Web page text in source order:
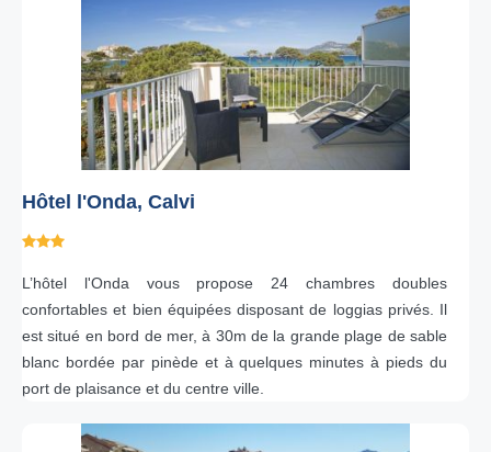
Hôtel l'Onda, Calvi
L’hôtel l'Onda vous propose 24 chambres doubles
confortables et bien équipées disposant de loggias privés. Il
est situé en bord de mer, à 30m de la grande plage de sable
blanc bordée par pinède et à quelques minutes à pieds du
port de plaisance et du centre ville.